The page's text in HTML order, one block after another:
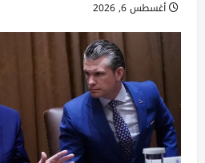
أغسطس 6, 2026